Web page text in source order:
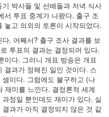
박사들 및 선배들과 저녁 식사
서 투표 중계가 나왔다. 출구 조
놓고 의외의 토론이 시작되었다.
. 어째서? 출구 조사 결과를 보
투표의 결과는 결정되어 있다.
이다. 그러니 개표 방송은 개표
결과가 정해진 일인 것이다. 스
이다. 그럼에도 불구하고 (나
재미를 느낀다. 결정론적 세계
정일 뿐인데도 재미가 있다. 실
과가 아직 결정되지 않은 것 같